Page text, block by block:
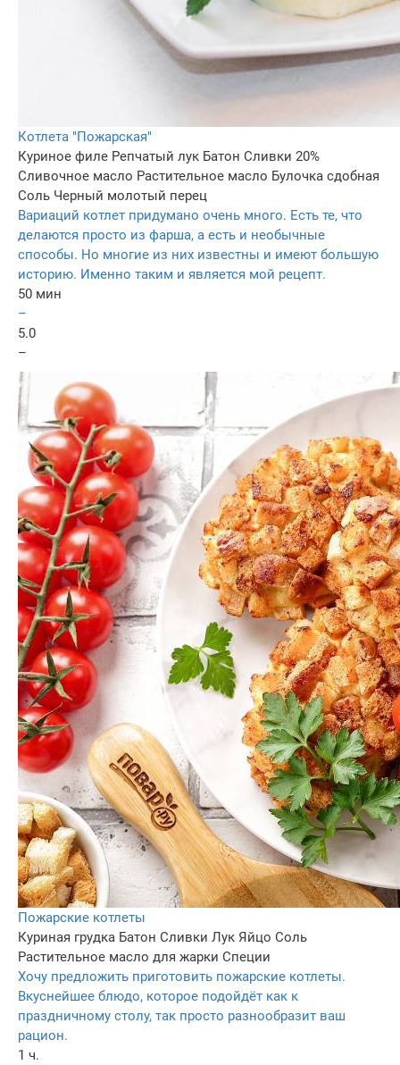
Котлета "Пожарская"
Куриное филе Репчатый лук Батон Сливки 20%
Сливочное масло Растительное масло Булочка сдобная
Соль Черный молотый перец
Вариаций котлет придумано очень много. Есть те, что
делаются просто из фарша, а есть и необычные
способы. Но многие из них известны и имеют большую
историю. Именно таким и является мой рецепт.
50 мин
–
5.0
–
Пожарские котлеты
Куриная грудка Батон Сливки Лук Яйцo Соль
Растительное масло для жарки Специи
Хочу предложить приготовить пожарские котлеты.
Вкуснейшее блюдо, которое подойдёт как к
праздничному столу, так просто разнообразит ваш
рацион.
1 ч.